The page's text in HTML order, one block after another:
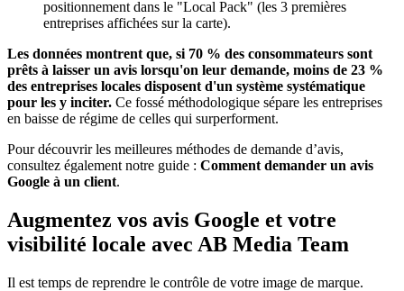
positionnement dans le "Local Pack" (les 3 premières
entreprises affichées sur la carte).
Les données montrent que, si 70 % des consommateurs sont
prêts à laisser un avis lorsqu'on leur demande, moins de 23 %
des entreprises locales disposent d'un système systématique
pour les y inciter. Ce fossé méthodologique sépare les entreprises
en baisse de régime de celles qui surperforment.
Pour découvrir les meilleures méthodes de demande d’avis,
consultez également notre guide : Comment demander un avis
Google à un client.
Augmentez vos avis Google et votre
visibilité locale avec AB Media Team
Il est temps de reprendre le contrôle de votre image de marque.